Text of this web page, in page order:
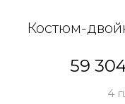
Костюм-
59
4